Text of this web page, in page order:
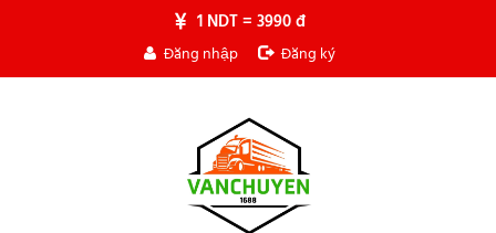
1 NDT = 3990 đ
Đăng nhập Đăng ký